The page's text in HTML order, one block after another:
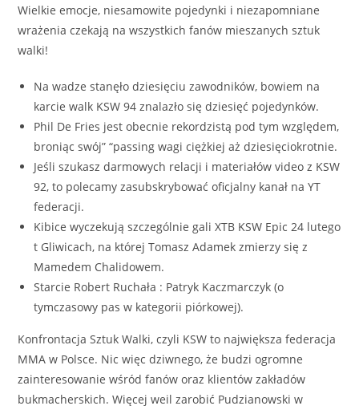
Wielkie emocje, niesamowite pojedynki i niezapomniane
wrażenia czekają na wszystkich fanów mieszanych sztuk
walki!
Na wadze stanęło dziesięciu zawodników, bowiem na
karcie walk KSW 94 znalazło się dziesięć pojedynków.
Phil De Fries jest obecnie rekordzistą pod tym względem,
broniąc swój” “passing wagi ciężkiej aż dziesięciokrotnie.
Jeśli szukasz darmowych relacji i materiałów video z KSW
92, to polecamy zasubskrybować oficjalny kanał na YT
federacji.
Kibice wyczekują szczególnie gali XTB KSW Epic 24 lutego
t Gliwicach, na której Tomasz Adamek zmierzy się z
Mamedem Chalidowem.
Starcie Robert Ruchała : Patryk Kaczmarczyk (o
tymczasowy pas w kategorii piórkowej).
Konfrontacja Sztuk Walki, czyli KSW to największa federacja
MMA w Polsce. Nic więc dziwnego, że budzi ogromne
zainteresowanie wśród fanów oraz klientów zakładów
bukmacherskich. Więcej weil zarobić Pudzianowski w